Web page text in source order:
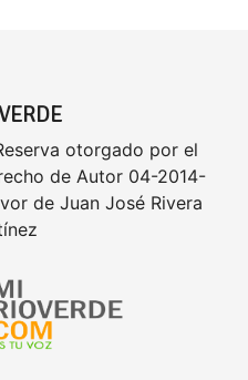
otorgado por el
de Autor 04-2014-
de Juan José Rivera